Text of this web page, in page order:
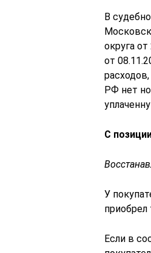
В
округа
от
РФ нет
С
У
приобрел
Если в